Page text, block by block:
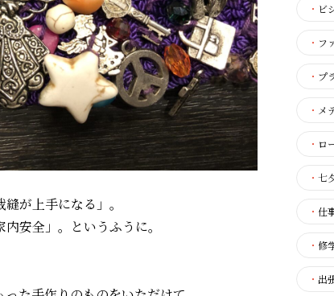
が上手になる」。
安全」。というふうに。
・ ビ
・ フ
・ プ
・ メ
・ ロ
・ 七
・ 仕
・ 修
・ 出